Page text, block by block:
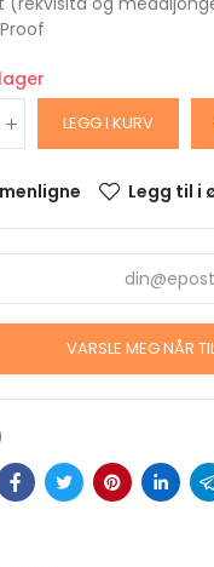
LEGG I KURV
Legg til i
VARSLE MEG NÅR